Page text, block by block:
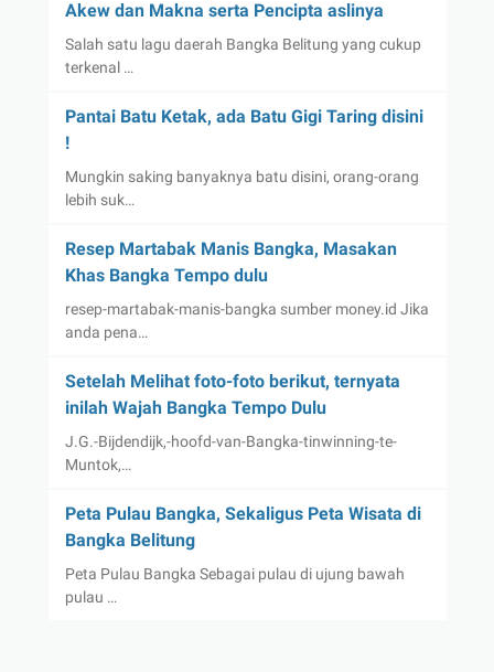
Akew dan Makna serta Pencipta aslinya
Salah satu lagu daerah Bangka Belitung yang cukup
terkenal …
Pantai Batu Ketak, ada Batu Gigi Taring disini
!
Mungkin saking banyaknya batu disini, orang-orang
lebih suk…
Resep Martabak Manis Bangka, Masakan
Khas Bangka Tempo dulu
resep-martabak-manis-bangka sumber money.id Jika
anda pena…
Setelah Melihat foto-foto berikut, ternyata
inilah Wajah Bangka Tempo Dulu
J.G.-Bijdendijk,-hoofd-van-Bangka-tinwinning-te-
Muntok,…
Peta Pulau Bangka, Sekaligus Peta Wisata di
Bangka Belitung
Peta Pulau Bangka Sebagai pulau di ujung bawah
pulau …